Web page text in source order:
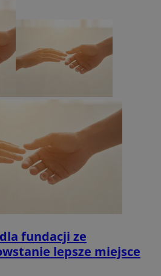
fundacji ze
lepsze miejsce